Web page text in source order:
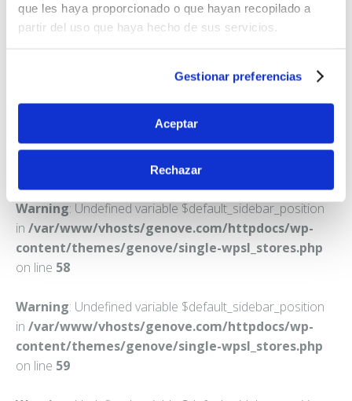
que les haya proporcionado o que hayan recopilado a
partir del uso que haya hecho de sus servicios.
Gestionar preferencias
Aceptar
Rechazar
FARMACIA RIUDAVETS MONTES, BLANCA
C. DE SAN CLAUDIO, 99
Warning: Undefined variable $default_sidebar_position
in /var/www/vhosts/genove.com/httpdocs/wp-
content/themes/genove/single-wpsl_stores.php
on line 58
Warning: Undefined variable $default_sidebar_position
in /var/www/vhosts/genove.com/httpdocs/wp-
content/themes/genove/single-wpsl_stores.php
on line 59